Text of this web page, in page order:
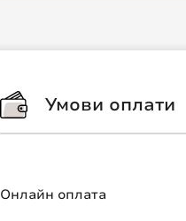
Умови оплати
Онлайн оплата